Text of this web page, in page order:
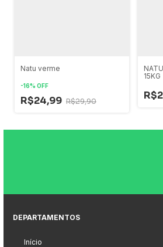
Natu verme
-16% OFF
R$24,99 R$29,90
15KG
DEPARTAMENTOS
Início